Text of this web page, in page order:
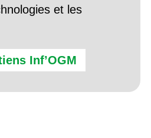
et les
Inf’OGM